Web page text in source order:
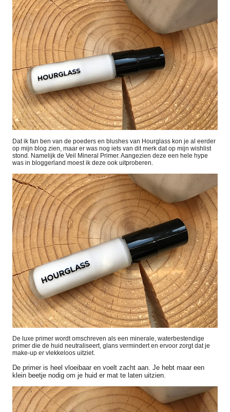
Dat ik fan ben van de poeders en blushes van Hourglass kon je al eerder
op mijn blog zien, maar er was nog iets van dit merk dat op mijn wishlist
stond. Namelijk de Veil Mineral Primer. Aangezien deze een hele hype
was in bloggerland moest ik deze ook uitproberen.
De luxe primer wordt omschreven als een minerale, waterbestendige
primer die de huid neutraliseert, glans vermindert en ervoor zorgt dat je
make-up er vlekkeloos uitziet.
De primer is heel vloeibaar en voelt zacht aan. Je hebt maar een
klein beetje nodig om je huid er mat te laten uitzien.